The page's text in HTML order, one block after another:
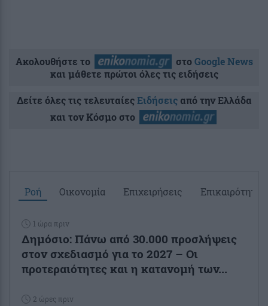
Ακολουθήστε το στοGoogle News
και μάθετε πρώτοι όλες τις ειδήσεις
Δείτε όλες τις τελευταίεςΕιδήσειςαπό την Ελλάδα
και τον Κόσμο στο
Ροή Οικονομία Επιχειρήσεις Επικαιρότητα
1 ώρα πριν
Δημόσιο: Πάνω από 30.000 προσλήψεις
στον σχεδιασμό για το 2027 – Οι
προτεραιότητες και η κατανομή των...
2 ώρες πριν